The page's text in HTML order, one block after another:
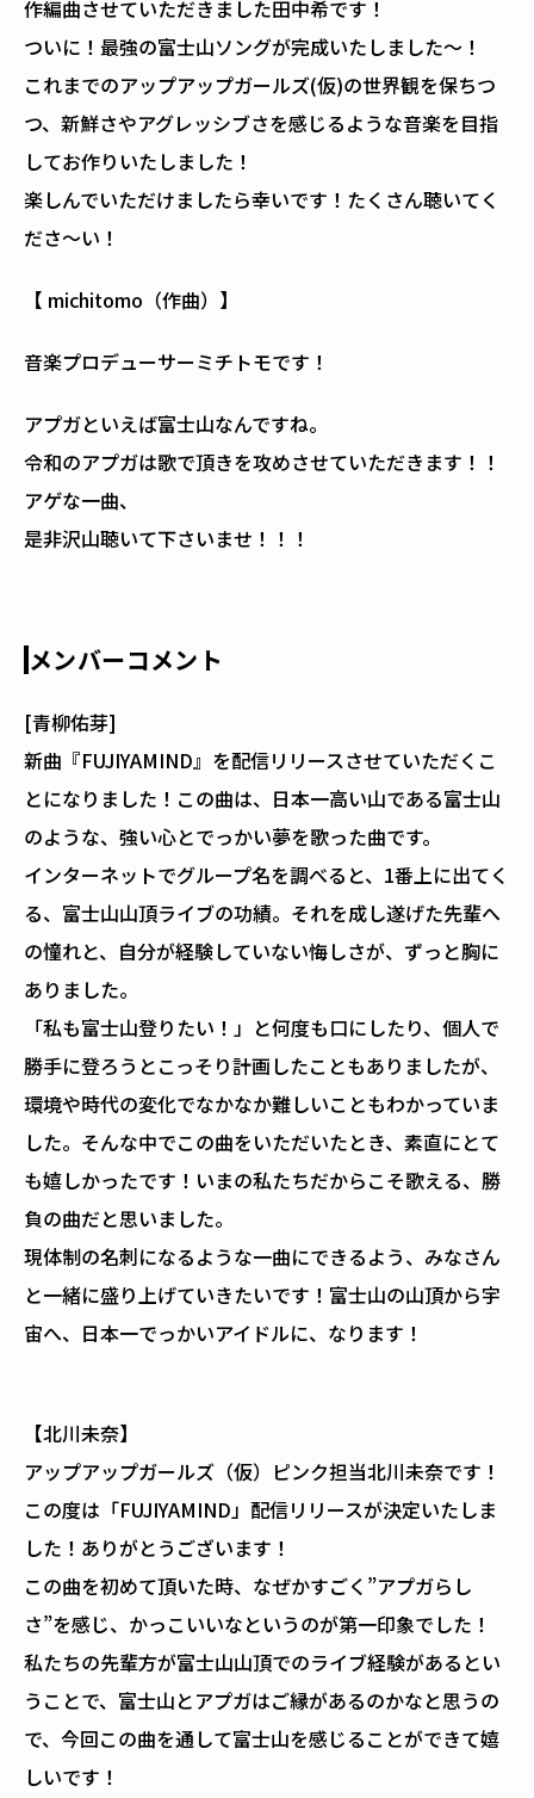
作編曲させていただきました田中希です！
ついに！最強の富士山ソングが完成いたしました〜！
これまでのアップアップガールズ(仮)の世界観を保ちつ
つ、新鮮さやアグレッシブさを感じるような音楽を目指
してお作りいたしました！
楽しんでいただけましたら幸いです！たくさん聴いてく
ださ〜い！
【 michitomo（作曲）】
音楽プロデューサーミチトモです！
アプガといえば富士山なんですね。
令和のアプガは歌で頂きを攻めさせていただきます！！
アゲな一曲、
是非沢山聴いて下さいませ！！！
メンバーコメント
[青柳佑芽]
新曲『FUJIYAMIND』を配信リリースさせていただくこ
とになりました！この曲は、日本一高い山である富士山
のような、強い心とでっかい夢を歌った曲です。
インターネットでグループ名を調べると、1番上に出てく
る、富士山山頂ライブの功績。それを成し遂げた先輩へ
の憧れと、自分が経験していない悔しさが、ずっと胸に
ありました。
「私も富士山登りたい！」と何度も口にしたり、個人で
勝手に登ろうとこっそり計画したこともありましたが、
環境や時代の変化でなかなか難しいこともわかっていま
した。そんな中でこの曲をいただいたとき、素直にとて
も嬉しかったです！いまの私たちだからこそ歌える、勝
負の曲だと思いました。
現体制の名刺になるような一曲にできるよう、みなさん
と一緒に盛り上げていきたいです！富士山の山頂から宇
宙へ、日本一でっかいアイドルに、なります！
【北川未奈】
アップアップガールズ（仮）ピンク担当北川未奈です！
この度は「FUJIYAMIND」配信リリースが決定いたしま
した！ありがとうございます！
この曲を初めて頂いた時、なぜかすごく”アプガらし
さ”を感じ、かっこいいなというのが第一印象でした！
私たちの先輩方が富士山山頂でのライブ経験があるとい
うことで、富士山とアプガはご縁があるのかなと思うの
で、今回この曲を通して富士山を感じることができて嬉
しいです！